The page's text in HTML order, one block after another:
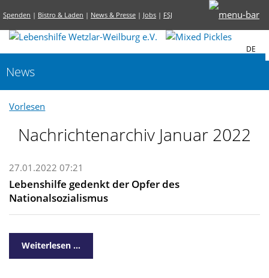
Spenden | Bistro & Laden | News & Presse | Jobs | FSJ
DE
News
Vorlesen
Nachrichtenarchiv Januar 2022
27.01.2022 07:21
Lebenshilfe gedenkt der Opfer des
Nationalsozialismus
Weiterlesen …